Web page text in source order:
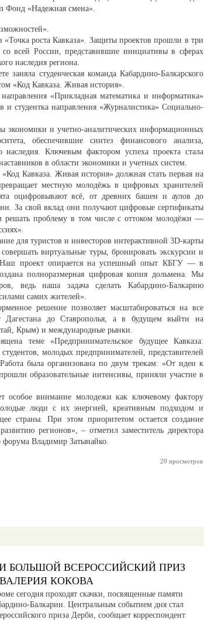
Фонд «Надежная смена».
роста Кавказа». Защиты проектов прошли в три
всей России, представившие инициативы в сферах
наследия региона.
студенческая команда Кабардино-Балкарского
«Код Кавказа. Живая история».
«Прикладная математика и информатика»
студентка направления «Журналистика» Социально-
экономики и учетно-аналитических информационных
обеспечившие синтез финансового анализа,
Ключевым фактором успеха проекта стала
в области экономики и учетных систем.
Кавказа. Живая история» должная стать первая на
местную молодёжь в цифровых хранителей
оцифровывают всё, от древних башен и аулов до
За свой вклад они получают цифровые сертификаты
решать проблему в том числе с оттоком молодёжи —
для туристов и инвесторов интерактивной 3D-карты
виртуальные туры, бронировать экскурсии и
Наш проект опирается на успешный опыт КБГУ — в
полноразмерная цифровая копия дольмена. Мы
ведь наша задача сделать Кабардино-Балкарию
самих жителей».
решение позволяет масштабироваться на все
Дагестана до Ставрополья, а в будущем выйти на
Крым) и международные рынки.
теме «Предпринимательское будущее Кавказа:
молодых предпринимателей, представителей
была организована по двум трекам: «От идеи к
образовательные интенсивы, приняли участие в
особое внимание молодежи как ключевому фактору
люди с их энергией, креативным подходом и
страны. При этом приоритетом остается создание
регионов», – отметил заместитель директора
форума Владимир Затынайко.
20 просмотров
БОЛЬШОЙ ВСЕРОССИЙСКИЙ ПРИЗ
КОКОВА
сегодня проходят скачки, посвященные памяти
Балкарии. Центральным событием дня стал
приза Дерби, сообщает корреспондент